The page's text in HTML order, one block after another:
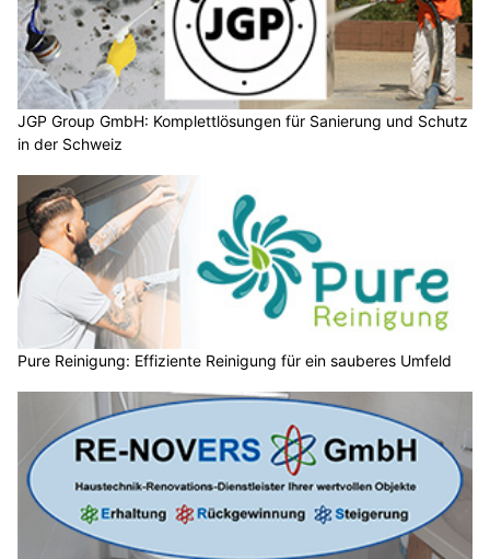
JGP Group GmbH: Komplettlösungen für Sanierung und Schutz
in der Schweiz
Pure Reinigung: Effiziente Reinigung für ein sauberes Umfeld